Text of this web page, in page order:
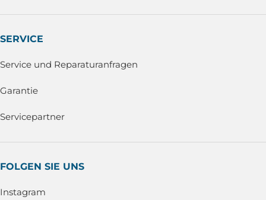
SERVICE
Service und Reparaturanfragen
Garantie
Servicepartner
FOLGEN SIE UNS
Instagram